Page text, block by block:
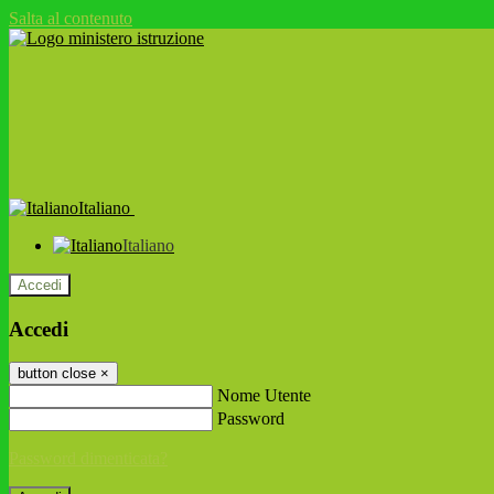
Salta al contenuto
Italiano
Italiano
Accedi
Accedi
button close ×
Nome Utente
Password